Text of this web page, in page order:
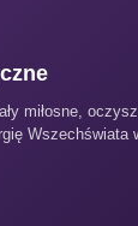
miłosne,
Wszechświata